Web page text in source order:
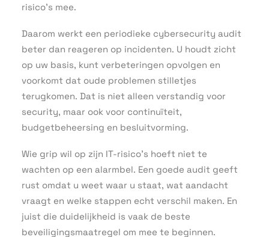
risico’s mee.
Daarom werkt een periodieke cybersecurity audit
beter dan reageren op incidenten. U houdt zicht
op uw basis, kunt verbeteringen opvolgen en
voorkomt dat oude problemen stilletjes
terugkomen. Dat is niet alleen verstandig voor
security, maar ook voor continuïteit,
budgetbeheersing en besluitvorming.
Wie grip wil op zijn IT-risico’s hoeft niet te
wachten op een alarmbel. Een goede audit geeft
rust omdat u weet waar u staat, wat aandacht
vraagt en welke stappen echt verschil maken. En
juist die duidelijkheid is vaak de beste
beveiligingsmaatregel om mee te beginnen.